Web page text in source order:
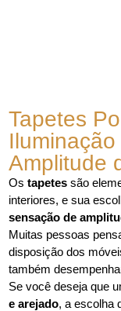
Tapetes
Amplitude
Os tapetes são
interiores, e sua
sensação de
Muitas pessoas
disposição dos
também
Se você deseja que
e arejado, a escolha